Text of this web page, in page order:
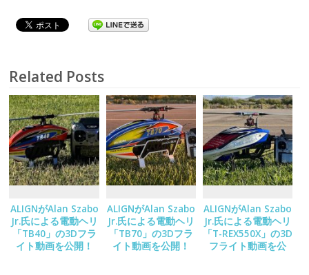
Related Posts
ALIGNがAlan Szabo
Jr.氏による電動ヘリ
「TB40」の3Dフラ
イト動画を公開！
ALIGNがAlan Szabo
Jr.氏による電動ヘリ
「TB70」の3Dフラ
イト動画を公開！
ALIGNがAlan Szabo
Jr.氏による電動ヘリ
「T-REX550X」の3D
フライト動画を公